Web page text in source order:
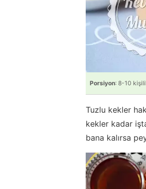
Porsiyon: 8-10
Tuzlu kekler
kekler kadar
bana kalırsa